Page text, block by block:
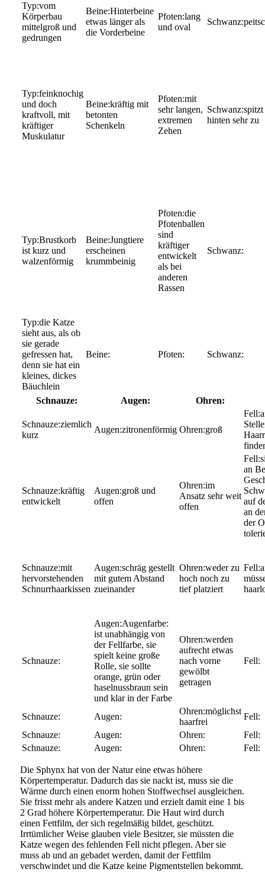
vom
Körperbau
mittelgroß und
gedrungen
Hinterbeine
etwas länger als
die Vorderbeine
lang
und oval
feinknochig
und doch
kraftvoll, mit
kräftiger
Muskulatur
kräftig mit
betonten
Schenkeln
mit
sehr langen,
extremen
Zehen
spitzt
hinten sehr zu
Brustkorb
ist kurz und
walzenförmig
Jungtiere
erscheinen
krummbeinig
die
Pfotenballen
sind
kräftiger
entwickelt
als bei
anderen
Rassen
die Katze
sieht aus, als ob
sie gerade
gefressen hat,
denn sie hat ein
kleines, dickes
Bäuchlein
Schnauze:
Augen: Ohren:
ziemlich
kurz
zitronenförmig groß
kräftig
entwickelt
groß und
offen
im
Ansatz sehr weit
offen
an
auf
an
der
mit
hervorstehenden
Schnurrhaarkissen
schräg gestellt
mit gutem Abstand
zueinander
weder zu
hoch noch zu
tief platziert
Augenfarbe:
ist unabhängig von
der Fellfarbe, sie
spielt keine große
Rolle, sie sollte
orange, grün oder
haselnussbraun sein
und klar in der Farbe
werden
aufrecht etwas
nach vorne
gewölbt
getragen
möglichst
haarfrei
Die Sphynx hat von der Natur eine etwas höhere
Körpertemperatur. Dadurch das sie nackt ist, muss sie die
Wärme durch einen enorm hohen Stoffwechsel ausgleichen.
Sie frisst mehr als andere Katzen und erzielt damit eine 1 bis
2 Grad höhere Körpertemperatur. Die Haut wird durch
einen Fettfilm, der sich regelmäßig bildet, geschützt.
Irrtümlicher Weise glauben viele Besitzer, sie müssten die
Katze wegen des fehlenden Fell nicht pflegen. Aber sie
muss ab und an gebadet werden, damit der Fettfilm
verschwindet und die Katze keine Pigmentstellen bekommt.